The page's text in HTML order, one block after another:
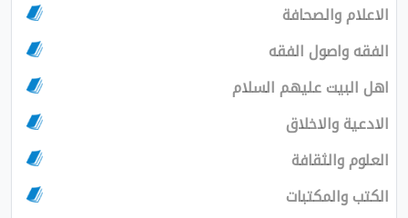
الاعلام والصحافة
الفقه واصول الفقه
اهل البيت عليهم السلام
الادعية والاخلاق
العلوم والثقافة
الكتب والمكتبات